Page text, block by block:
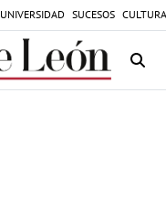
UNIVERSIDAD SUCESOS